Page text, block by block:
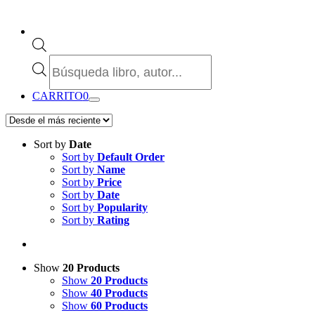
de
CARRITO0
Sort by Date
Sort by Default Order
Sort by Name
Sort by Price
Sort by Date
Sort by Popularity
Sort by Rating
Show 20 Products
Show 20 Products
Show 40 Products
Show 60 Products